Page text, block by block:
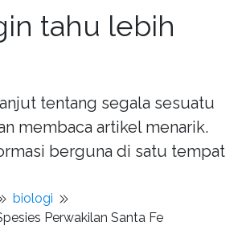
tahu lebih
tentang segala sesuatu
membaca artikel menarik.
berguna di satu tempat
biologi
Perwakilan Santa Fe